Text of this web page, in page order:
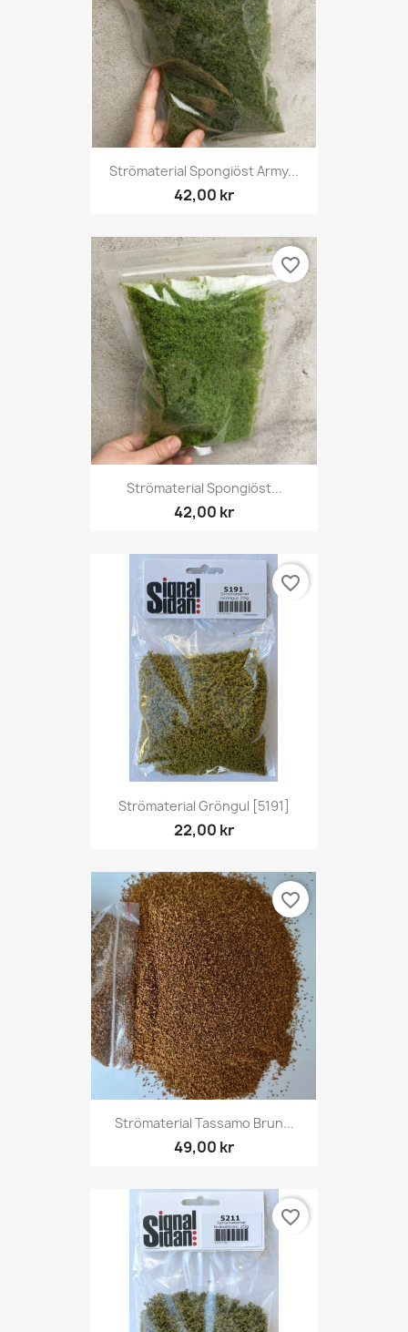
Strömaterial Spongiöst Army...
42,00 kr
Strömaterial Spongiöst...
42,00 kr
favorite_border
Strömaterial Gröngul [5191]
22,00 kr
favorite_border
Strömaterial Tassamo Brun...
49,00 kr
favorite_border
favorite_border